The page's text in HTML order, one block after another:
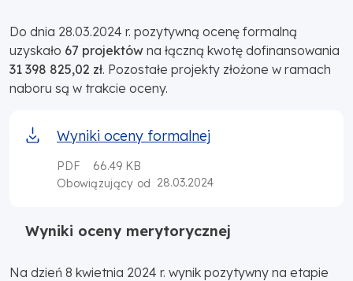
Do dnia 28.03.2024 r. pozytywną ocenę formalną
uzyskało 67 projektów na łączną kwotę dofinansowania
31 398 825,02 zł. Pozostałe projekty złożone w ramach
naboru są w trakcie oceny.
Wyniki oceny formalnej
PDF
66.49 KB
Obowiązujący od 28.03.2024
Wyniki oceny merytorycznej
Na dzień 8 kwietnia 2024 r. wynik pozytywny na etapie